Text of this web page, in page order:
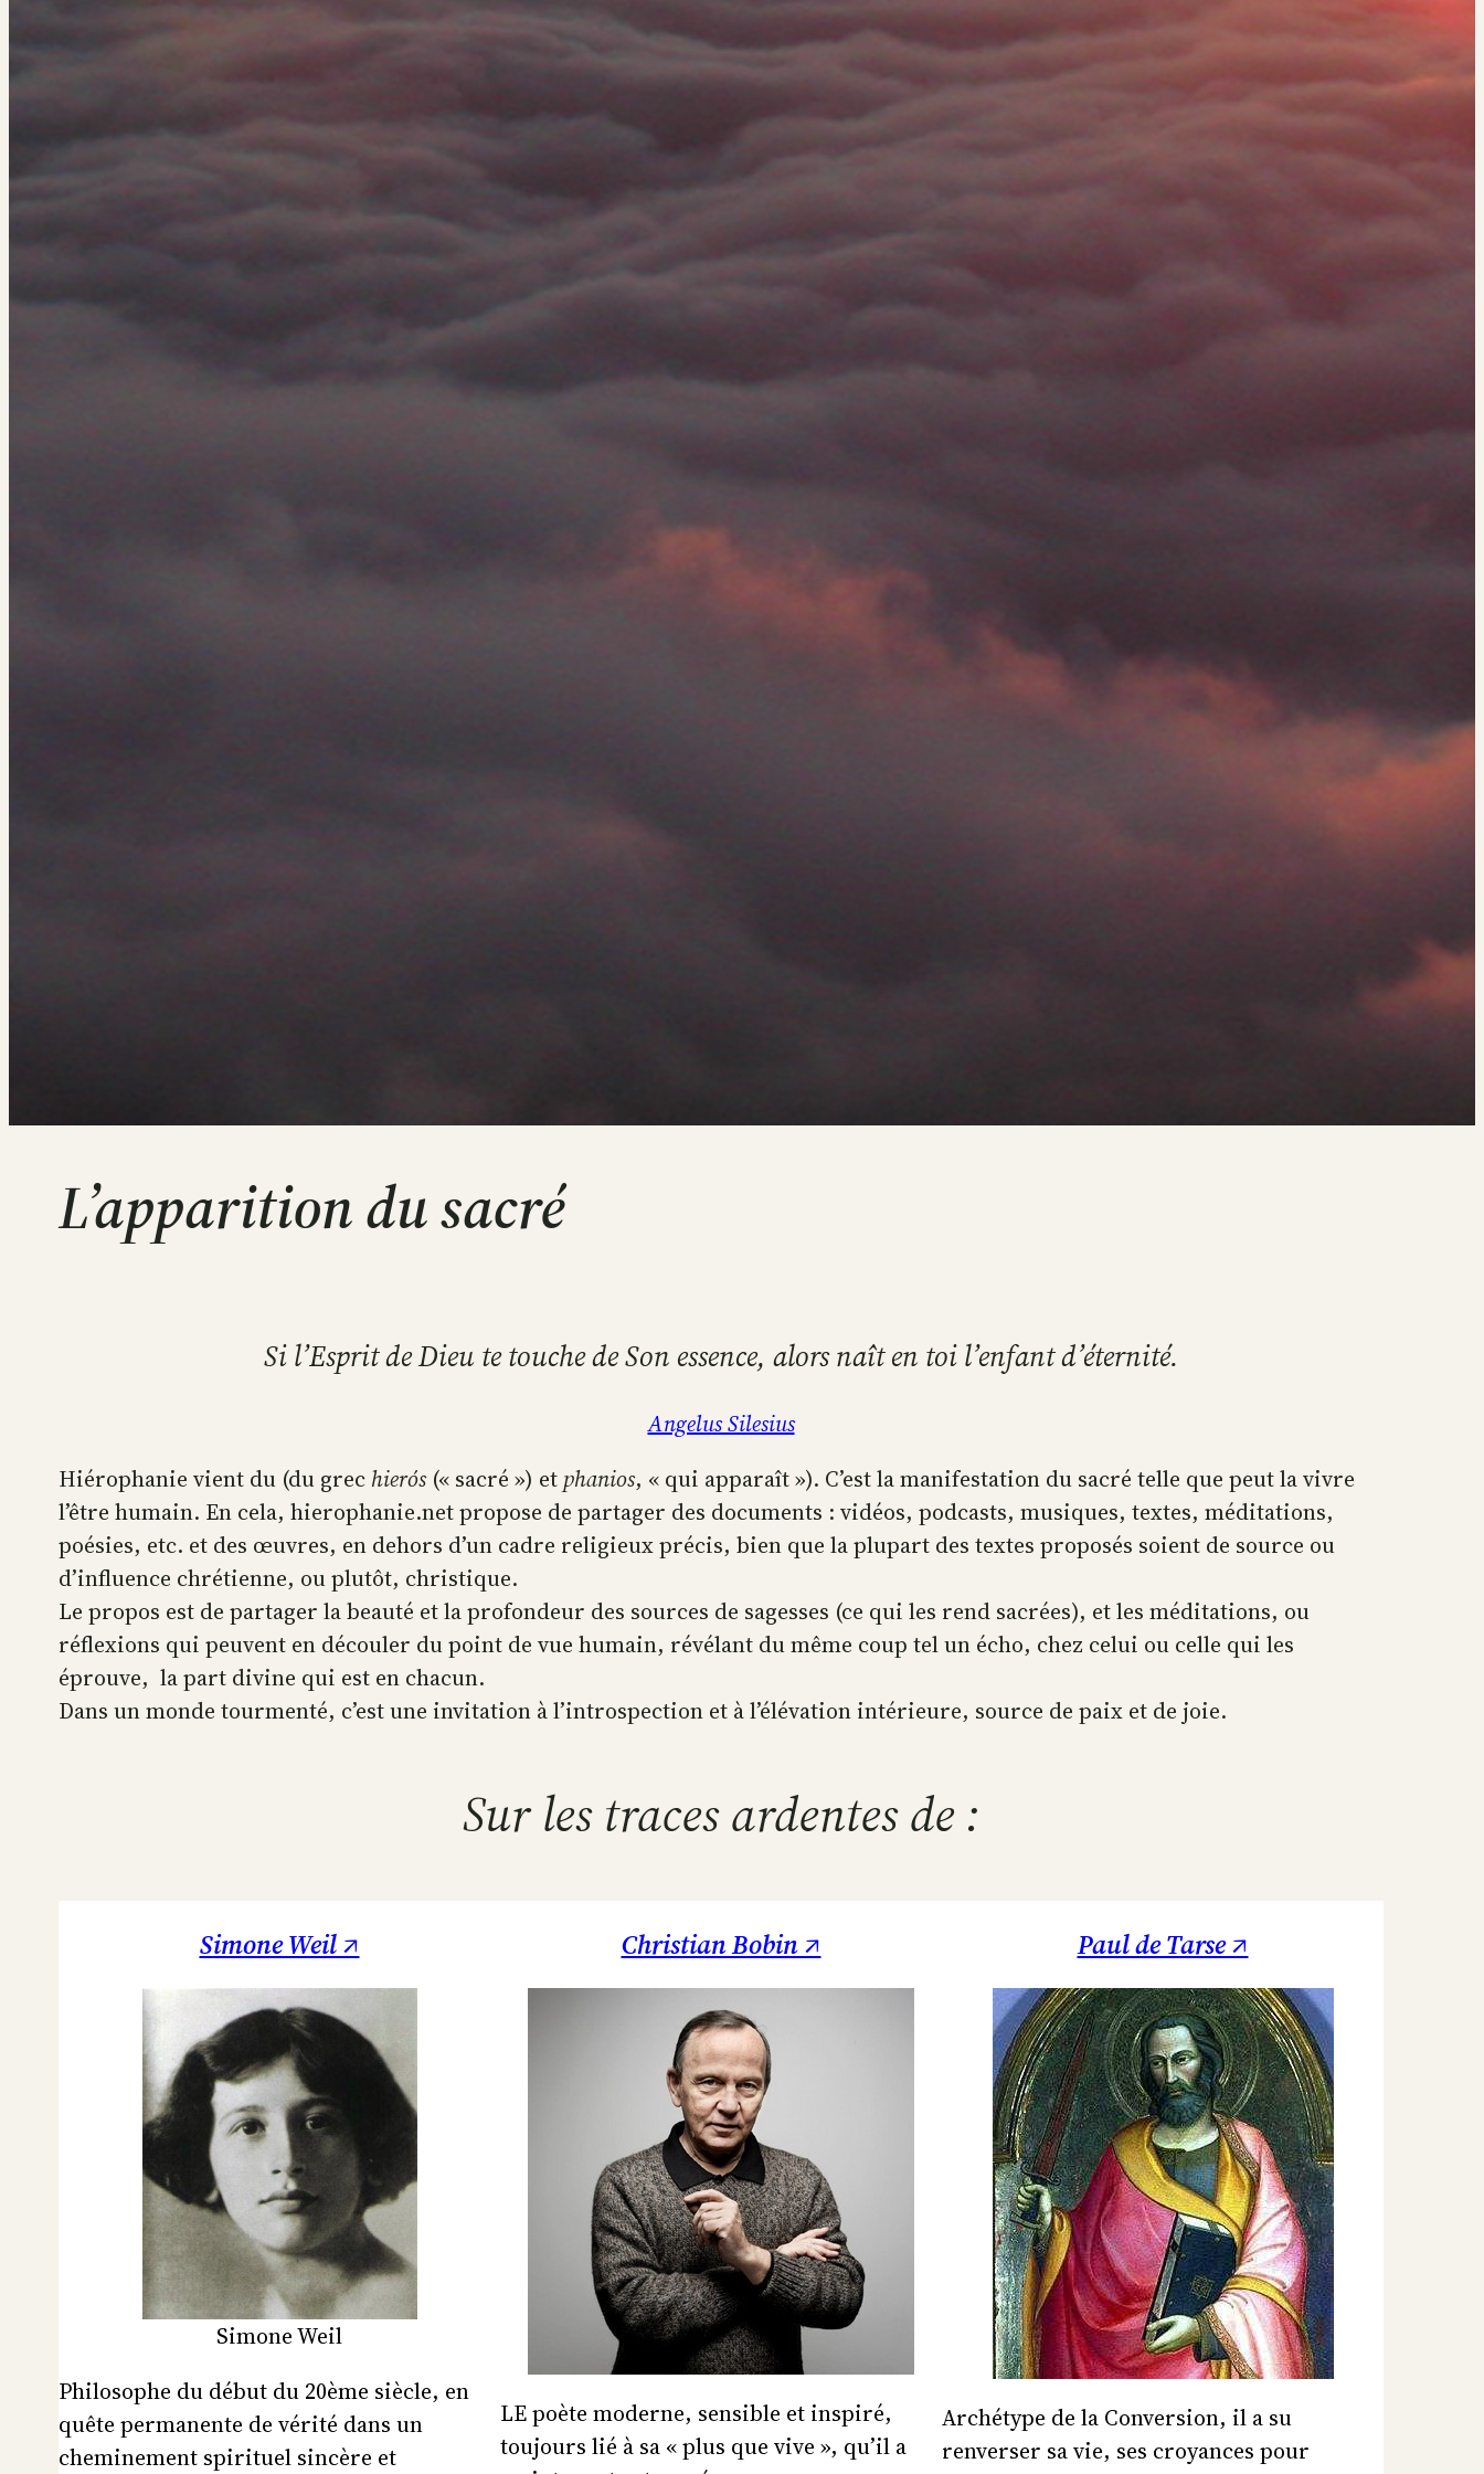
L’apparition du sacré
Si l’Esprit de Dieu te touche de Son essence, alors naît en toi l’enfant d’éternité.
Angelus Silesius
Hiérophanie vient du (du grec hierós(« sacré ») et phanios, « qui apparaît »). C’est la manifestation du sacré telle que peut la vivre
l’être humain. En cela, hierophanie.net propose de partager des documents : vidéos, podcasts, musiques, textes, méditations,
poésies, etc. et des œuvres, en dehors d’un cadre religieux précis, bien que la plupart des textes proposés soient de source ou
d’influence chrétienne, ou plutôt, christique.
Le propos est de partager la beauté et la profondeur des sources de sagesses (ce qui les rend sacrées), et les méditations, ou
réflexions qui peuvent en découler du point de vue humain, révélant du même coup tel un écho, chez celui ou celle qui les
éprouve, la part divine qui est en chacun.
Dans un monde tourmenté, c’est une invitation à l’introspection et à l’élévation intérieure, source de paix et de joie.
Sur les traces ardentes de :
Simone Weil ↗
Simone Weil
Philosophe du début du 20ème siècle, en
quête permanente de vérité dans un
cheminement spirituel sincère et
Christian Bobin ↗
LE poète moderne, sensible et inspiré,
toujours lié à sa « plus que vive », qu’il a
Paul de Tarse ↗
Archétype de la Conversion, il a su
renverser sa vie, ses croyances pour